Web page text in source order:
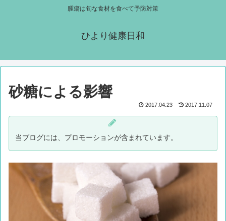
腫瘍は旬な食材を食べて予防対策
ひより健康日和
砂糖による影響
2017.04.23 2017.11.07
当ブログには、プロモーションが含まれています。